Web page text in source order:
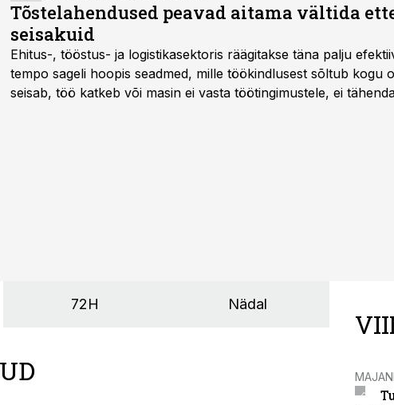
Tõstelahendused peavad aitama vältida
seisakuid
Ehitus-, tööstus- ja logistikasektoris räägitakse täna palju
tempo sageli hoopis seadmed, mille töökindlusest sõltub kogu
seisab, töö katkeb või masin ei vasta töötingimustele, ei
72H Nädal